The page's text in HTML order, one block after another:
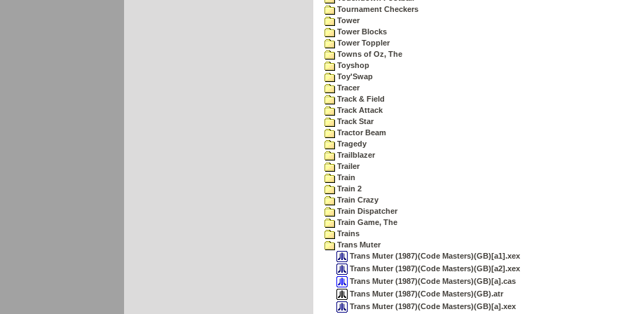
Tournament Checkers
Tower
Tower Blocks
Tower Toppler
Towns of Oz, The
Toyshop
Toy'Swap
Tracer
Track & Field
Track Attack
Track Star
Tractor Beam
Tragedy
Trailblazer
Trailer
Train
Train 2
Train Crazy
Train Dispatcher
Train Game, The
Trains
Trans Muter
Trans Muter (1987)(Code Masters)(GB)[a1].xex
Trans Muter (1987)(Code Masters)(GB)[a2].xex
Trans Muter (1987)(Code Masters)(GB)[a].cas
Trans Muter (1987)(Code Masters)(GB).atr
Trans Muter (1987)(Code Masters)(GB)[a].xex